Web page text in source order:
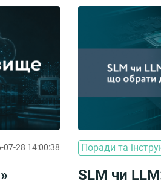
07-28 14:00:38 Поради та
SLM чи